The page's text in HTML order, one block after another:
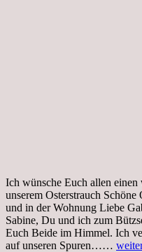
Ich wünsche Euch allen
unserem Osterstrauch
und in der Wohnung Liebe
Sabine, Du und ich zum
Euch Beide im Himmel. Ich
auf unseren Spuren……